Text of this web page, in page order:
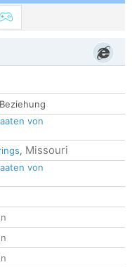
von
, Missouri
von